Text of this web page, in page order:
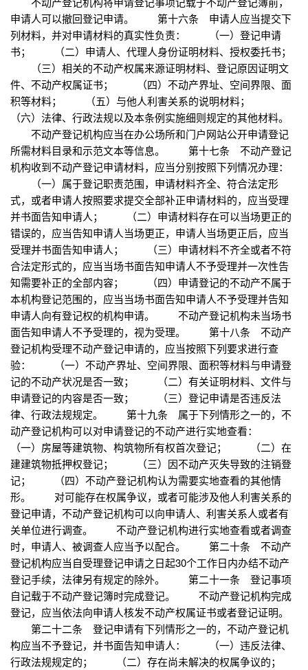
申请人可以撤回登记申请。 第十六条 申请人应当提交下
列材料，并对申请材料的真实性负责： （一）登记申请
书； （二）申请人、代理人身份证明材料、授权委托书；
（三）相关的不动产权属来源证明材料、登记原因证明文
件、不动产权属证书； （四）不动产界址、空间界限、面
积等材料； （五）与他人利害关系的说明材料；
（六）法律、行政法规以及本条例实施细则规定的其他材料。
不动产登记机构应当在办公场所和门户网站公开申请登记
所需材料目录和示范文本等信息。 第十七条 不动产登记
机构收到不动产登记申请材料，应当分别按照下列情况办理：
（一）属于登记职责范围，申请材料齐全、符合法定形
式，或者申请人按照要求提交全部补正申请材料的，应当受理
并书面告知申请人； （二）申请材料存在可以当场更正的
错误的，应当告知申请人当场更正，申请人当场更正后，应当
受理并书面告知申请人； （三）申请材料不齐全或者不符
合法定形式的，应当当场书面告知申请人不予受理并一次性告
知需要补正的全部内容； （四）申请登记的不动产不属于
本机构登记范围的，应当当场书面告知申请人不予受理并告知
申请人向有登记权的机构申请。 不动产登记机构未当场书
面告知申请人不予受理的，视为受理。 第十八条 不动产
登记机构受理不动产登记申请的，应当按照下列要求进行查
验： （一）不动产界址、空间界限、面积等材料与申请登
记的不动产状况是否一致； （二）有关证明材料、文件与
申请登记的内容是否一致； （三）登记申请是否违反法
律、行政法规规定。 第十九条 属于下列情形之一的，不
动产登记机构可以对申请登记的不动产进行实地查看：
（一）房屋等建筑物、构筑物所有权首次登记； （二）在
建建筑物抵押权登记； （三）因不动产灭失导致的注销登
记； （四）不动产登记机构认为需要实地查看的其他情
形。 对可能存在权属争议，或者可能涉及他人利害关系的
登记申请，不动产登记机构可以向申请人、利害关系人或者有
关单位进行调查。 不动产登记机构进行实地查看或者调查
时，申请人、被调查人应当予以配合。 第二十条 不动产
登记机构应当自受理登记申请之日起30个工作日内办结不动产
登记手续，法律另有规定的除外。 第二十一条 登记事项
自记载于不动产登记簿时完成登记。 不动产登记机构完成
登记，应当依法向申请人核发不动产权属证书或者登记证明。
第二十二条 登记申请有下列情形之一的，不动产登记机
构应当不予登记，并书面告知申请人： （一）违反法律、
行政法规规定的； （二）存在尚未解决的权属争议的；